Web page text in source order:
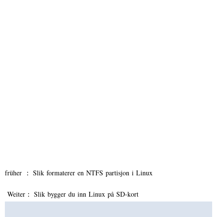
früher ： Slik formaterer en NTFS partisjon i Linux
Weiter： Slik bygger du inn Linux på SD-kort